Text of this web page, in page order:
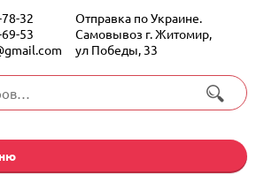
32
53
Отправка по Украине.
Самовывоз г. Житомир,
ул Победы, 33